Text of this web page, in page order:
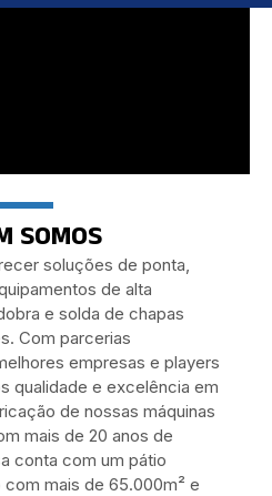
SOMOS
soluções de ponta,
de alta
e solda de chapas
Com parcerias
empresas e players
qualidade e excelência em
de nossas máquinas
mais de 20 anos de
conta com um pátio
mais de 65.000m² e